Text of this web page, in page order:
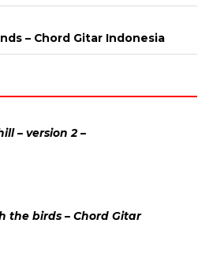
– Chord Gitar Indonesia
– version 2 –
the birds – Chord Gitar